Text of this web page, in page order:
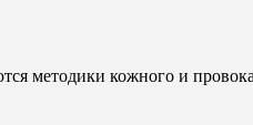
методики кожного и